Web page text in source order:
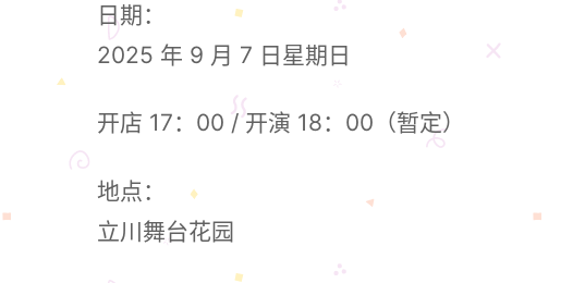
日期：
2025 年 9 月 7 日星期日
开店 17：00 / 开演 18：00（暂定）
地点：
立川舞台花园